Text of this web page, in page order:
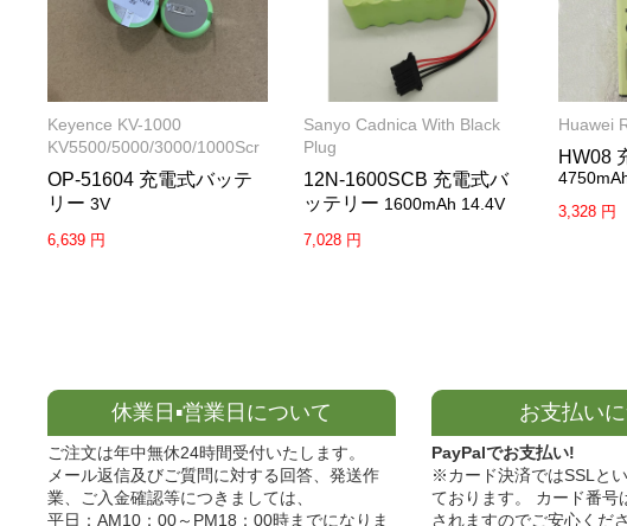
Keyence KV-1000
KV5500/5000/3000/1000Scr
OP-51604 充電式バッテ
リー 3V
6,639 円
Sanyo Cadnica With Black
Plug
12N-1600SCB 充電式バ
ッテリー 1600mAh 14.4V
7,028 円
Huawei
HW08
3,328 円
休業日▪営業日について
ご注文は年中無休24時間受付いたします。
メール返信及びご質問に対する回答、発送作
業、ご入金確認等につきましては、
平日：AM10：00～PM18：00時までになりま
お支払い
PayPalでお支払い!
※カード決済ではSSLと
ております。 カード番号
されますのでご安心くださ